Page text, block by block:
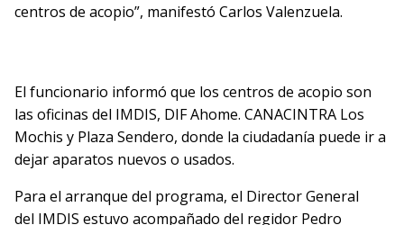
centros de acopio”, manifestó Carlos Valenzuela.
El funcionario informó que los centros de acopio son
las oficinas del IMDIS, DIF Ahome. CANACINTRA Los
Mochis y Plaza Sendero, donde la ciudadanía puede ir a
dejar aparatos nuevos o usados.
Para el arranque del programa, el Director General
del IMDIS estuvo acompañado del regidor Pedro